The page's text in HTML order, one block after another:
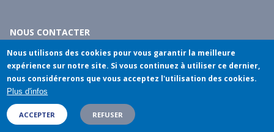
NOUS CONTACTER
10 rue du débarcadère - 75017 Paris
tél: 01.40.55.14.00
fax: 01.45.74.81.13
e-mail
FOOTER Mentions légales Plan du site
Nous utilisons des cookies pour vous garantir la meilleure
expérience sur notre site. Si vous continuez à utiliser ce dernier,
nous considérerons que vous acceptez l'utilisation des cookies.
Plus d'infos
ACCEPTER REFUSER